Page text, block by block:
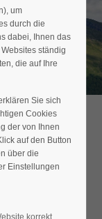
der Region der
um
durch die
dabei, Ihnen das
ständig
die auf Ihre
Sie sich
Cookies
der von Ihnen
auf den Button
über die
Einstellungen
korrekt